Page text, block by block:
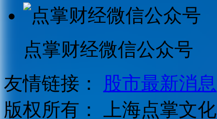
点掌财经微信公众号
友情链接：
股市最新消息
版权所有：
上海点掌文